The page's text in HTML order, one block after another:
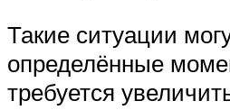
Такие ситуации
определённые
требуется